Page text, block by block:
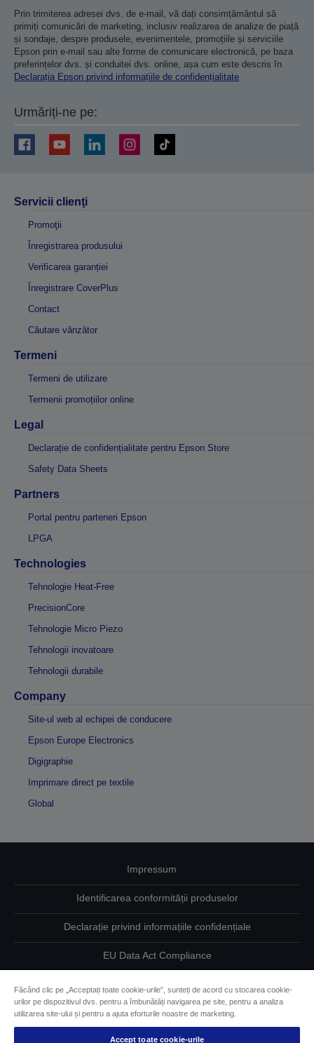
Prin trimiterea adresei dvs. de e-mail, vă dați consimțământul să
primiți comunicări de marketing, inclusiv realizarea de analize de piață
și sondaje, despre produsele, evenimentele, promoțiile și serviciile
Epson prin e-mail sau alte forme de comunicare electronică, pe baza
preferințelor dvs. și conduitei dvs. online, așa cum este descris în
Declarația Epson privind informațiile de confidențialitate
Urmăriți-ne pe:
Servicii clienţi
Promoţii
Înregistrarea produsului
Verificarea garanției
Înregistrare CoverPlus
Contact
Căutare vânzător
Termeni
Termeni de utilizare
Termenii promoțiilor online
Legal
Declarație de confidențialitate pentru Epson Store
Safety Data Sheets
Partners
Portal pentru parteneri Epson
LPGA
Technologies
Tehnologie Heat-Free
PrecisionCore
Tehnologie Micro Piezo
Tehnologii inovatoare
Tehnologii durabile
Company
Site-ul web al echipei de conducere
Epson Europe Electronics
Digigraphie
Imprimare direct pe textile
Global
Impressum
Identificarea conformității produselor
Declarație privind informațiile confidențiale
EU Data Act Compliance
Informaţii despre modulele cookie
Făcând clic pe „Acceptați toate cookie-urile”, sunteți de acord cu stocarea cookie-
urilor pe dispozitivul dvs. pentru a îmbunătăți navigarea pe site, pentru a analiza
utilizarea site-ului și pentru a ajuta eforturile noastre de marketing.
Accept toate cookie-urile